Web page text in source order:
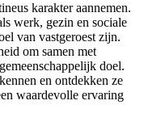
karakter aannemen.
werk, gezin en sociale
van vastgeroest zijn.
om samen met
doel.
en ontdekken ze
waardevolle ervaring